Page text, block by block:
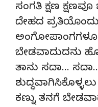
ಸಂಗತಿ ಕ್ಷಣ ಕ್ಷಣವೂ
ದೇಹದ
ಬೇಡವಾದುದನು
ತಾನು ಸದಾ…
ಕಣ್ನು ತನಗೆ